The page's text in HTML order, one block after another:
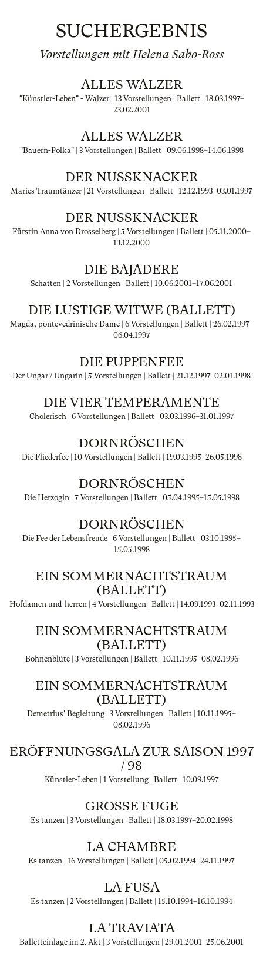
SUCHERGEBNIS
Vorstellungen mit Helena Sabo-Ross
ALLES WALZER
"Künstler-Leben" - Walzer | 13 Vorstellungen | Ballett | 18.03.1997–
23.02.2001
ALLES WALZER
"Bauern-Polka" | 3 Vorstellungen | Ballett | 09.06.1998–14.06.1998
DER NUSSKNACKER
Maries Traumtänzer | 21 Vorstellungen | Ballett | 12.12.1993–03.01.1997
DER NUSSKNACKER
Fürstin Anna von Drosselberg | 5 Vorstellungen | Ballett | 05.11.2000–
13.12.2000
DIE BAJADERE
Schatten | 2 Vorstellungen | Ballett | 10.06.2001–17.06.2001
DIE LUSTIGE WITWE (BALLETT)
Magda, pontevedrinische Dame | 6 Vorstellungen | Ballett | 26.02.1997–
06.04.1997
DIE PUPPENFEE
Der Ungar / Ungarin | 5 Vorstellungen | Ballett | 21.12.1997–02.01.1998
DIE VIER TEMPERAMENTE
Cholerisch | 6 Vorstellungen | Ballett | 03.03.1996–31.01.1997
DORNRÖSCHEN
Die Fliederfee | 10 Vorstellungen | Ballett | 19.03.1995–26.05.1998
DORNRÖSCHEN
Die Herzogin | 7 Vorstellungen | Ballett | 05.04.1995–15.05.1998
DORNRÖSCHEN
Die Fee der Lebensfreude | 6 Vorstellungen | Ballett | 03.10.1995–
15.05.1998
EIN SOMMERNACHTSTRAUM
(BALLETT)
Hofdamen und-herren | 4 Vorstellungen | Ballett | 14.09.1993–02.11.1993
EIN SOMMERNACHTSTRAUM
(BALLETT)
Bohnenblüte | 3 Vorstellungen | Ballett | 10.11.1995–08.02.1996
EIN SOMMERNACHTSTRAUM
(BALLETT)
Demetrius' Begleitung | 3 Vorstellungen | Ballett | 10.11.1995–
08.02.1996
ERÖFFNUNGSGALA ZUR SAISON 1997
/ 98
Künstler-Leben | 1 Vorstellung | Ballett | 10.09.1997
GROSSE FUGE
Es tanzen | 3 Vorstellungen | Ballett | 18.03.1997–20.02.1998
LA CHAMBRE
Es tanzen | 16 Vorstellungen | Ballett | 05.02.1994–24.11.1997
LA FUSA
Es tanzen | 2 Vorstellungen | Ballett | 15.10.1994–16.10.1994
LA TRAVIATA
Balletteinlage im 2. Akt | 3 Vorstellungen | 29.01.2001–25.06.2001